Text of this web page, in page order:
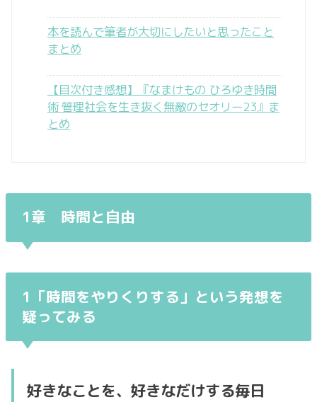
本を読んで筆者が大切にしたいと思ったこと
まとめ
【目次付き感想】『なまけもの ひろゆき時間
術 管理社会を生き抜く無敵のセオリー23』ま
とめ
1章 時間と自由
1「時間をやりくりする」という発想を
疑ってみる
好きなことを、好きなだけする毎日